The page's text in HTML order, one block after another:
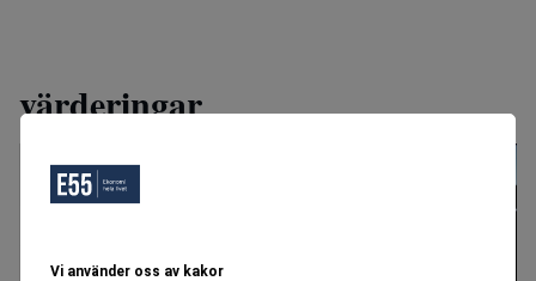
Vi använder oss av kakor
värderingar